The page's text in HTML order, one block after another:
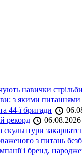
навички стрільби
з якими
44-ї бригади
рекорд
06.08.2026
з питань
і бренд,